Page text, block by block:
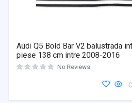
Audi Q5 Bold Bar V2 balustrada
piese 138 cm intre 2008-2016
No Reviews